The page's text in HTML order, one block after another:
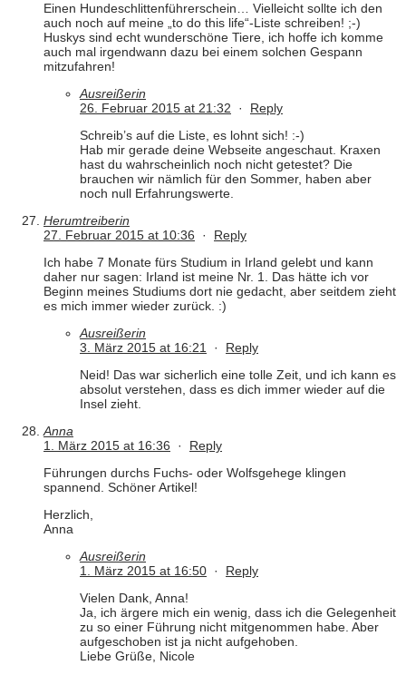
Einen Hundeschlittenführerschein… Vielleicht sollte ich den
auch noch auf meine „to do this life“-Liste schreiben! ;-)
Huskys sind echt wunderschöne Tiere, ich hoffe ich komme
auch mal irgendwann dazu bei einem solchen Gespann
mitzufahren!
Ausreißerin
26. Februar 2015 at 21:32 · Reply
Schreib’s auf die Liste, es lohnt sich! :-)
Hab mir gerade deine Webseite angeschaut. Kraxen
hast du wahrscheinlich noch nicht getestet? Die
brauchen wir nämlich für den Sommer, haben aber
noch null Erfahrungswerte.
Herumtreiberin
27. Februar 2015 at 10:36 · Reply
Ich habe 7 Monate fürs Studium in Irland gelebt und kann
daher nur sagen: Irland ist meine Nr. 1. Das hätte ich vor
Beginn meines Studiums dort nie gedacht, aber seitdem zieht
es mich immer wieder zurück. :)
Ausreißerin
3. März 2015 at 16:21 · Reply
Neid! Das war sicherlich eine tolle Zeit, und ich kann es
absolut verstehen, dass es dich immer wieder auf die
Insel zieht.
Anna
1. März 2015 at 16:36 · Reply
Führungen durchs Fuchs- oder Wolfsgehege klingen
spannend. Schöner Artikel!
Herzlich,
Anna
Ausreißerin
1. März 2015 at 16:50 · Reply
Vielen Dank, Anna!
Ja, ich ärgere mich ein wenig, dass ich die Gelegenheit
zu so einer Führung nicht mitgenommen habe. Aber
aufgeschoben ist ja nicht aufgehoben.
Liebe Grüße, Nicole